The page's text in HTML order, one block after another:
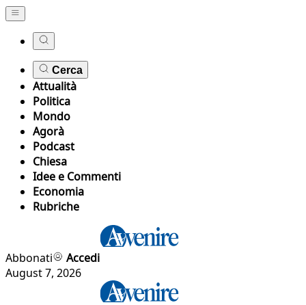
Cerca
Attualità
Politica
Mondo
Agorà
Podcast
Chiesa
Idee e Commenti
Economia
Rubriche
Abbonati
Accedi
August 7, 2026